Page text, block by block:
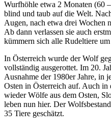
Wurfhöhle etwa 2 Monaten (60
blind und taub auf die Welt.
Augen, nach etwa drei Wochen
Ab dann verlassen sie auch
kümmern sich alle Rudeltiere
In Österreich wurde der Wolf
vollständig ausgerottet. Im 20.
Ausnahme der 1980er Jahre, in
Osten in Österreich auf. Auch in
wieder Wölfe aus dem Osten,
leben nun hier. Der
35 Tiere geschätzt.